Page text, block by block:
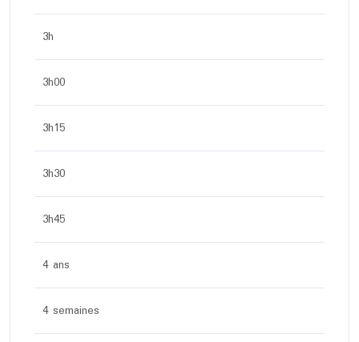
3h
3h00
3h15
3h30
3h45
4 ans
4 semaines